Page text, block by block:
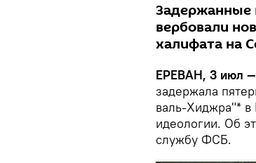
Задержанные
вербовали
халифата на
ЕРЕВАН, 3 июл
задержала
валь-Хиджра"* в
идеологии. Об
службу ФСБ.